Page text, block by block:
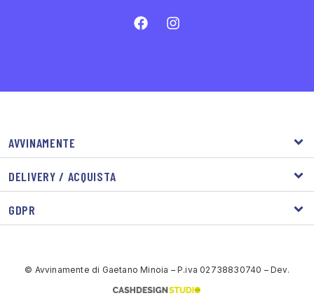
AVVINAMENTE
DELIVERY / ACQUISTA
GDPR
© Avvinamente di Gaetano Minoia – P.iva 02738830740 – Dev.